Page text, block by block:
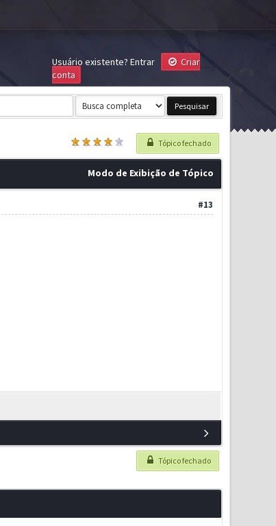
Usuário existente? Entrar
Criar
conta
Tópico fechado
Modo de Exibição de Tópico
#13
Tópico fechado